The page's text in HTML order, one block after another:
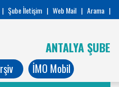
| Şube İletişim | Web Mail | Arama |
ANTALYA ŞUBE
İMO Mobil